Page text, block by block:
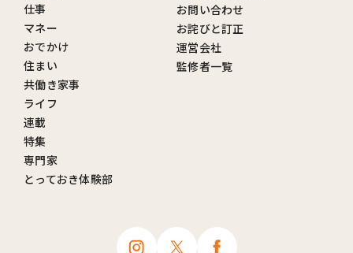
仕事
マネー
おでかけ
住まい
共働き家事
ライフ
連載
特集
専門家
とっておき体験部
お問い合わせ
お詫びと訂正
運営会社
監修者一覧